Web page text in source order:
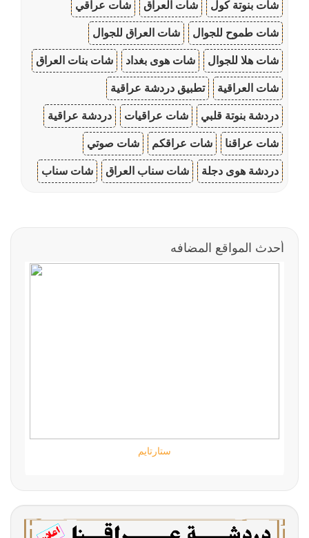
شات بنوتة كول شات العراق شات عراقي
شات طموح للجوال شات العراق للجوال
شات هلا للجوال شات هوى بغداد شات بنات العراق
شات العراقية تطبيق دردشة عراقية
دردشة بنوتة قلبي شات عراقيات دردشة عراقية
شات عراقنا شات عراقكم شات صوتي
دردشة هوى دجلة شات سناب العراق شات سناب
أحدث المواقع المضافه
ستارتايم